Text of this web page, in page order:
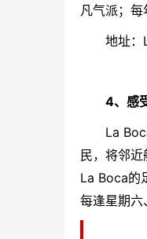
凡气派；每
地址：
4、感
La Boca
民，将邻
La Boca的
每逢星期六